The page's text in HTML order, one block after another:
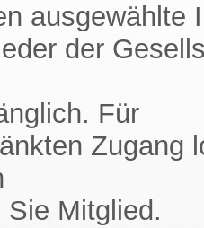
ausgewählte
der
Für
Zugang
Sie Mitglied.